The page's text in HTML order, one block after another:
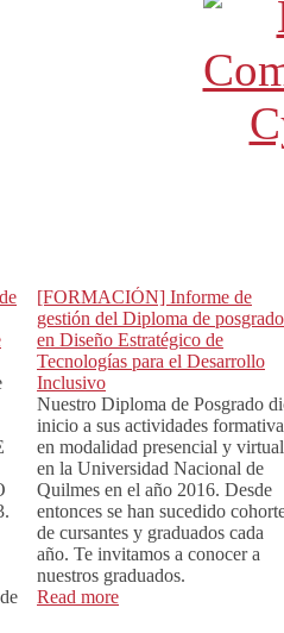
[FORMACIÓN] Informe de
gestión del Diploma de posgrado
en Diseño Estratégico de
Tecnologías para el Desarrollo
Inclusivo
Nuestro Diploma de Posgrado
inicio a sus actividades
en modalidad presencial y virtual
en la Universidad Nacional de
Quilmes en el año 2016. Desde
entonces se han sucedido
de cursantes y graduados cada
año. Te invitamos a conocer a
nuestros graduados.
Read more